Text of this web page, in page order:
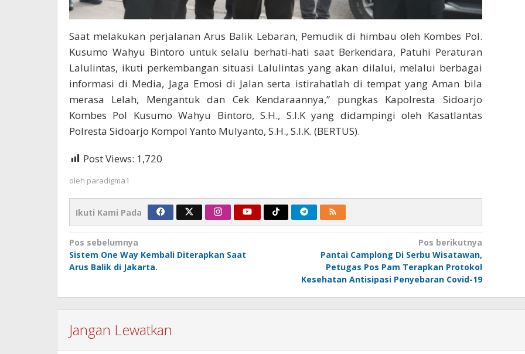
Saat melakukan perjalanan Arus Balik Lebaran, Pemudik di himbau oleh Kombes Pol.
Kusumo Wahyu Bintoro untuk selalu berhati-hati saat Berkendara, Patuhi Peraturan
Lalulintas, ikuti perkembangan situasi Lalulintas yang akan dilalui, melalui berbagai
informasi di Media, Jaga Emosi di Jalan serta istirahatlah di tempat yang Aman bila
merasa Lelah, Mengantuk dan Cek Kendaraannya,” pungkas Kapolresta Sidoarjo
Kombes Pol Kusumo Wahyu Bintoro, S.H., S.I.K yang didampingi oleh Kasatlantas
Polresta Sidoarjo Kompol Yanto Mulyanto, S.H., S.I.K. (BERTUS).
Post Views: 1,720
oleh paradigma1
Ikuti Kami Pada
Navigasi
pos
Pos sebelumnya
Sistem One Way Kembali Diterapkan Saat
Arus Balik di Jakarta.
Pos berikutnya
Pantai Camplong Di Serbu Wisatawan,
Petugas Pos Pam Terapkan Protokol
Kesehatan Antisipasi Penyebaran Covid-19
Jangan Lewatkan